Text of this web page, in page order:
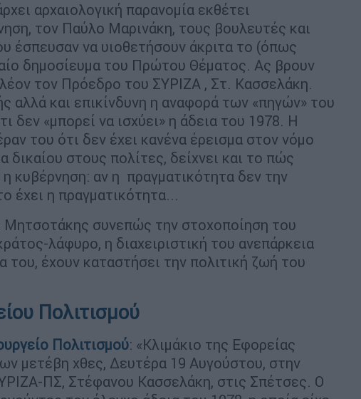
αρχαιολογική παρανομία εκθέτει
τον Παύλο Μαρινάκη, τους βουλευτές και
έσπευσαν να υιοθετήσουν άκριτα το (όπως
δημοσίευμα του Πρώτου Θέματος. Ας βρουν
τον Πρόεδρο του ΣΥΡΙΖΑ , Στ. Κασσελάκη.
αλλά και επικίνδυνη η αναφορά των «πηγών» του
δεν «μπορεί να ισχύει» η άδεια του 1978. Η
του ότι δεν έχει κανένα έρεισμα στον νόμο
δικαίου στους πολίτες, δείχνει και το πώς
η κυβέρνηση: αν η πραγματικότητα δεν την
έχει η πραγματικότητα...
Μητσοτάκης συνεπώς την στοχοποίηση του
λάφυρο, η διαχειριστική του ανεπάρκεια
του, έχουν καταστήσει την πολιτική ζωή του
Πολιτισμού
Πολιτισμού: «Κλιμάκιο της Εφορείας
μετέβη χθες, Δευτέρα 19 Αυγούστου, στην
ΠΣ, Στέφανου Κασσελάκη, στις Σπέτσες. Ο